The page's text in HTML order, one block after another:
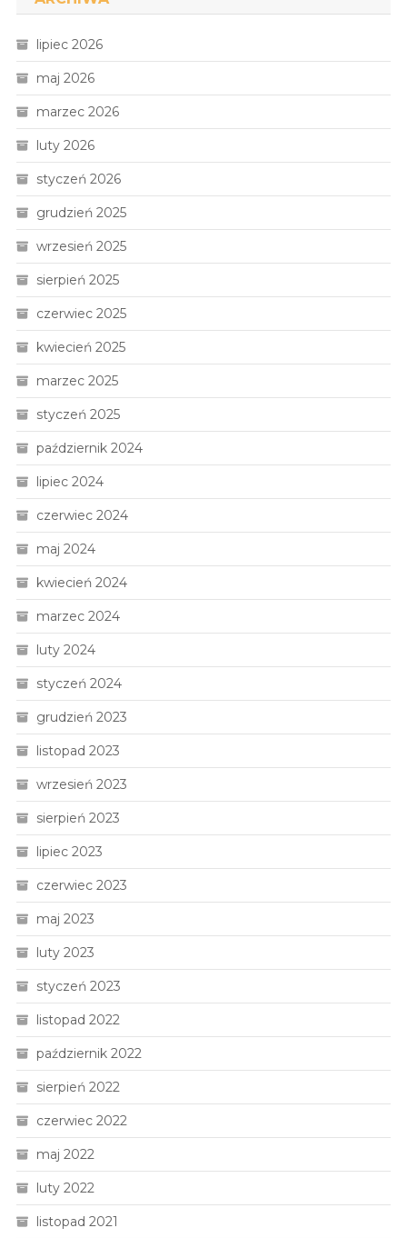
lipiec 2026
maj 2026
marzec 2026
luty 2026
styczeń 2026
grudzień 2025
wrzesień 2025
sierpień 2025
czerwiec 2025
kwiecień 2025
marzec 2025
styczeń 2025
październik 2024
lipiec 2024
czerwiec 2024
maj 2024
kwiecień 2024
marzec 2024
luty 2024
styczeń 2024
grudzień 2023
listopad 2023
wrzesień 2023
sierpień 2023
lipiec 2023
czerwiec 2023
maj 2023
luty 2023
styczeń 2023
listopad 2022
październik 2022
sierpień 2022
czerwiec 2022
maj 2022
luty 2022
listopad 2021